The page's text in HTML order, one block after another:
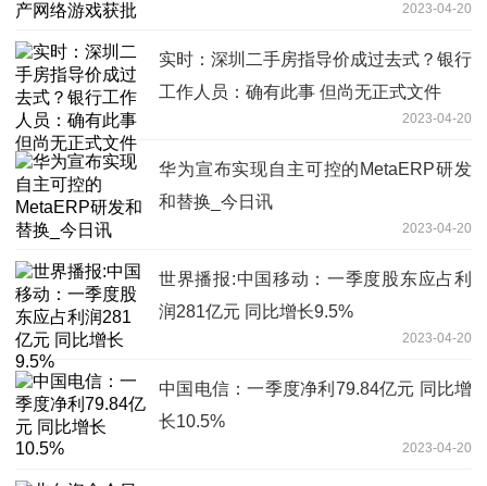
2023-04-20
实时：深圳二手房指导价成过去式？银行
工作人员：确有此事 但尚无正式文件
2023-04-20
华为宣布实现自主可控的MetaERP研发
和替换_今日讯
2023-04-20
世界播报:中国移动：一季度股东应占利
润281亿元 同比增长9.5%
2023-04-20
中国电信：一季度净利79.84亿元 同比增
长10.5%
2023-04-20